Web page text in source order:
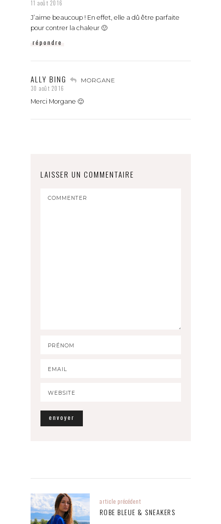
11 août 2016
J’aime beaucoup ! En effet, elle a dû être parfaite
pour contrer la chaleur 🙂
répondre
ALLY BING MORGANE
30 août 2016
Merci Morgane 🙂
LAISSER UN COMMENTAIRE
article précédent
ROBE BLEUE & SNEAKERS